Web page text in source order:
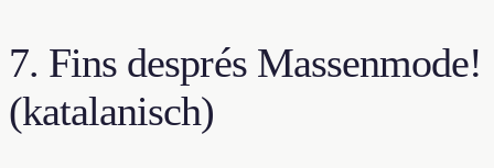
7. Fins després Massenmode!
(katalanisch)